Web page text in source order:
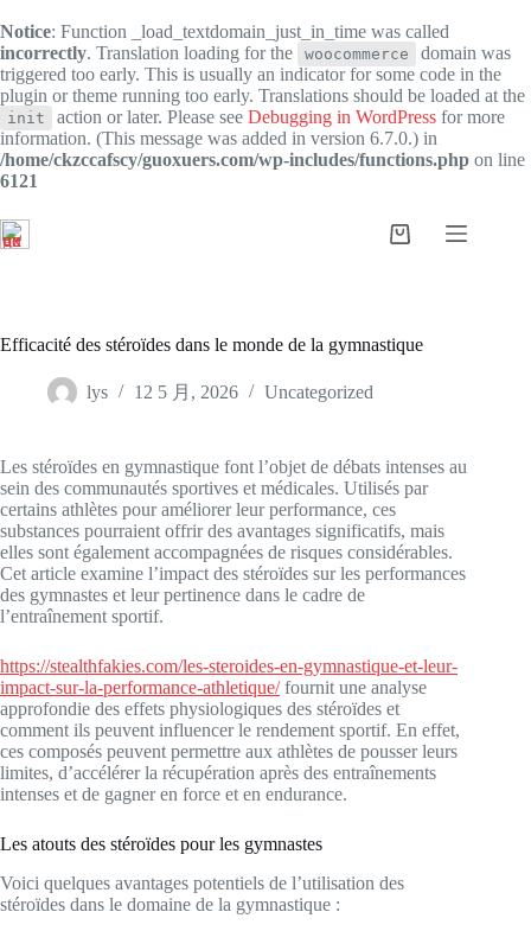
Notice: Function _load_textdomain_just_in_time was called
incorrectly. Translation loading for the woocommerce
domain was
triggered too early. This is usually an indicator for some code in the
plugin or theme running too early. Translations should be loaded at the
init action or later. Please see Debugging in WordPress for more
information. (This message was added in version 6.7.0.) in
/home/ckzccafscy/guoxuers.com/wp-includes/functions.php on line
6121
过
内
购
Efficacité des stéroïdes dans le monde de la gymnastique
lys 12 5 月, 2026 Uncategorized
Les stéroïdes en gymnastique font l’objet de débats intenses au
sein des communautés sportives et médicales. Utilisés par
certains athlètes pour améliorer leur performance, ces
substances pourraient offrir des avantages significatifs, mais
elles sont également accompagnées de risques considérables.
Cet article examine l’impact des stéroïdes sur les performances
des gymnastes et leur pertinence dans le cadre de
l’entraînement sportif.
https://stealthfakies.com/les-steroides-en-gymnastique-et-leur-
impact-sur-la-performance-athletique/fournit une analyse
approfondie des effets physiologiques des stéroïdes et
comment ils peuvent influencer le rendement sportif. En effet,
ces composés peuvent permettre aux athlètes de pousser leurs
limites, d’accélérer la récupération après des entraînements
intenses et de gagner en force et en endurance.
Les atouts des stéroïdes pour les gymnastes
Voici quelques avantages potentiels de l’utilisation des
stéroïdes dans le domaine de la gymnastique :